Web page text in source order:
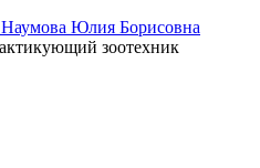
зоотехник